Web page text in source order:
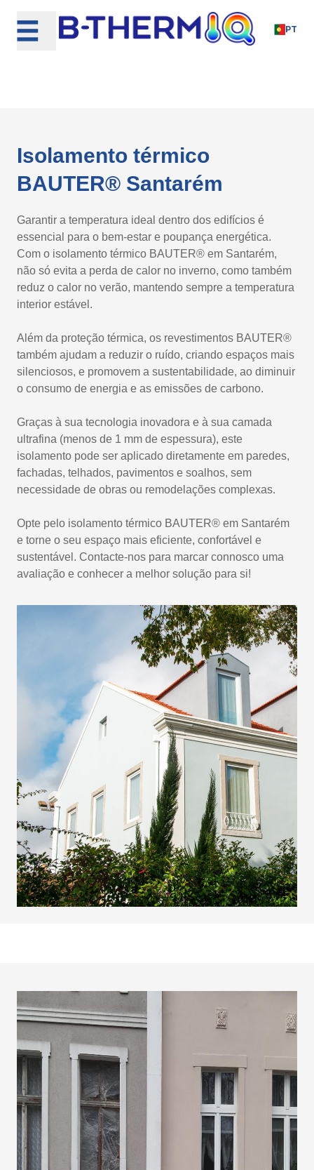
content
PT
Isolamento térmico
BAUTER® Santarém
Garantir a temperatura ideal dentro dos edifícios é
essencial para o bem-estar e poupança energética.
Com o isolamento térmico BAUTER® em Santarém,
não só evita a perda de calor no inverno, como também
reduz o calor no verão, mantendo sempre a temperatura
interior estável.
Além da proteção térmica, os revestimentos BAUTER®
também ajudam a reduzir o ruído, criando espaços mais
silenciosos, e promovem a sustentabilidade, ao diminuir
o consumo de energia e as emissões de carbono.
Graças à sua tecnologia inovadora e à sua camada
ultrafina (menos de 1 mm de espessura), este
isolamento pode ser aplicado diretamente em paredes,
fachadas, telhados, pavimentos e soalhos, sem
necessidade de obras ou remodelações complexas.
Opte pelo isolamento térmico BAUTER® em Santarém
e torne o seu espaço mais eficiente, confortável e
sustentável. Contacte-nos para marcar connosco uma
avaliação e conhecer a melhor solução para si!